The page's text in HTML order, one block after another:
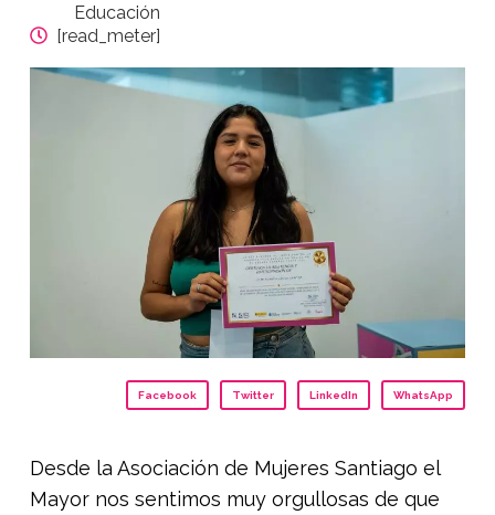
Educación
[read_meter]
Facebook Twitter LinkedIn WhatsApp
Desde la Asociación de Mujeres Santiago el
Mayor nos sentimos muy orgullosas de que